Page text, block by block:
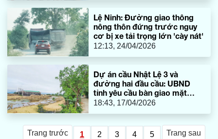
Lệ Ninh: Đường giao thông
nông thôn đứng trước nguy
cơ bị xe tải trọng lớn 'cày nát'
12:13, 24/04/2026
Dự án cầu Nhật Lệ 3 và
đường hai đầu cầu: UBND
tỉnh yêu cầu bàn giao mặt
bằng thi công trước ngày
18:43, 17/04/2026
Trang trước 1 2 3 4 5 Trang sau